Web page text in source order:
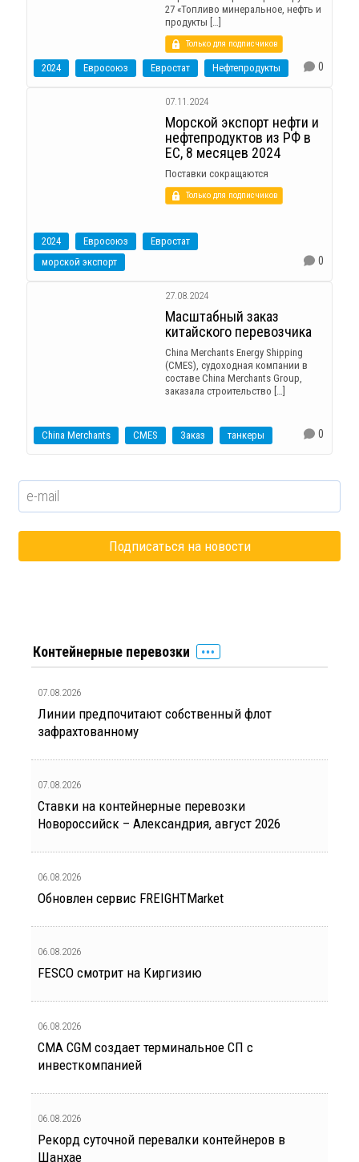
27 «Топливо минеральное, нефть и
продукты […]
Только для подписчиков
2024 Евросоюз Евростат Нефтепродукты 0
07.11.2024
Морской экспорт нефти и
нефтепродуктов из РФ в
ЕС, 8 месяцев 2024
Поставки сокращаются
Только для подписчиков
2024 Евросоюз
Евростат
морской экспорт
0
27.08.2024
Масштабный заказ
китайского перевозчика
China Merchants Energy Shipping
(CMES), судоходная компании в
составе China Merchants Group,
заказала строительство […]
China Merchants CMES Заказ танкеры 0
Контейнерные перевозки
07.08.2026
Линии предпочитают собственный флот
зафрахтованному
07.08.2026
Ставки на контейнерные перевозки
Новороссийск – Александрия, август 2026
06.08.2026
Обновлен сервис FREIGHTMarket
06.08.2026
FESCO смотрит на Киргизию
06.08.2026
CMA CGM создает терминальное СП с
инвесткомпанией
06.08.2026
Рекорд суточной перевалки контейнеров в
Шанхае